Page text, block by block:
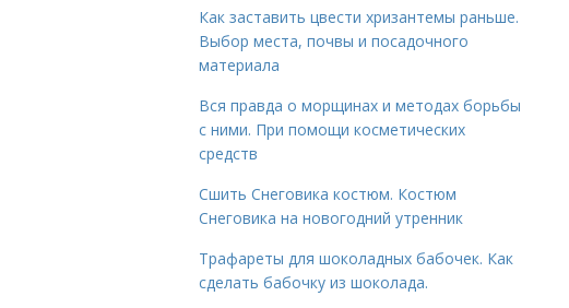
Как заставить цвести хризантемы раньше.
Выбор места, почвы и посадочного
материала
Вся правда о морщинах и методах борьбы
с ними. При помощи косметических
средств
Сшить Снеговика костюм. Костюм
Снеговика на новогодний утренник
Трафареты для шоколадных бабочек. Как
сделать бабочку из шоколада.